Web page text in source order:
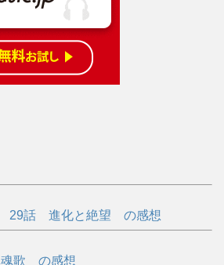
29話 進化と絶望 の感想
歌 の感想